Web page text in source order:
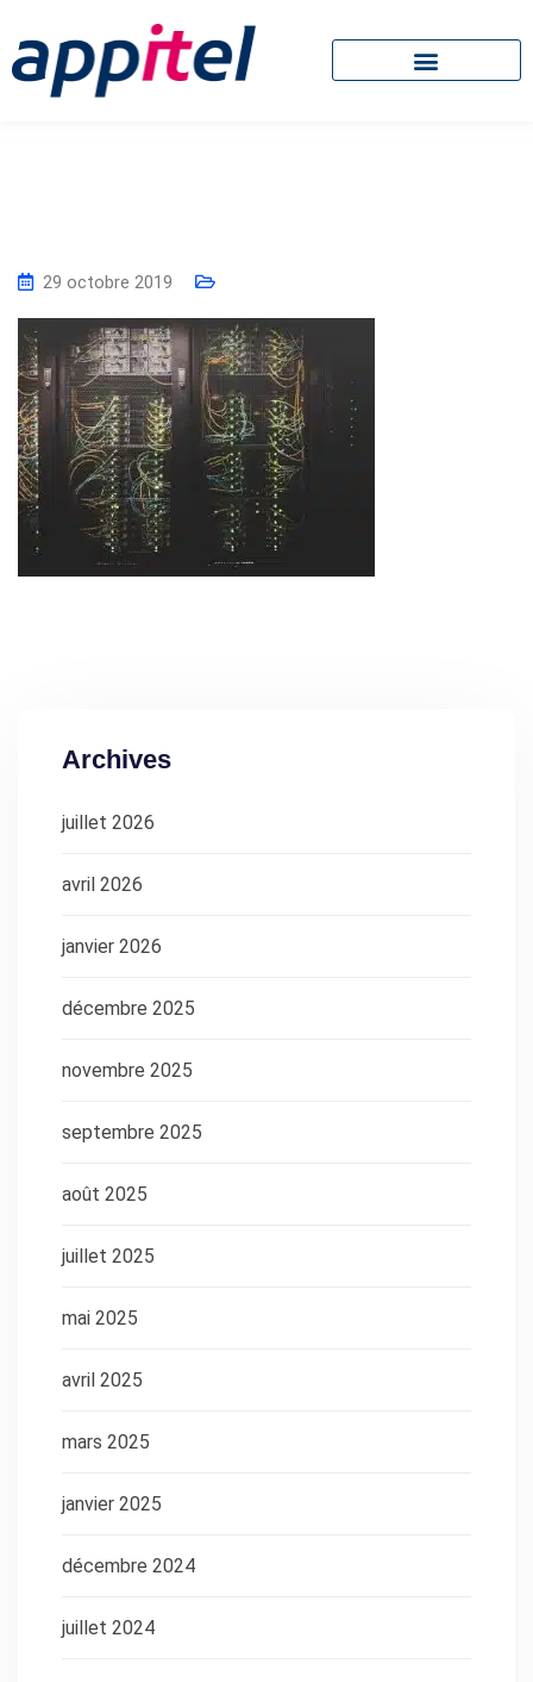
29 octobre 2019
Archives
juillet 2026
avril 2026
janvier 2026
décembre 2025
novembre 2025
septembre 2025
août 2025
juillet 2025
mai 2025
avril 2025
mars 2025
janvier 2025
décembre 2024
juillet 2024